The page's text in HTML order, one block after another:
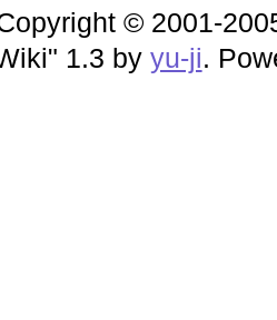
© 2001-
1.3 by yu-ji.